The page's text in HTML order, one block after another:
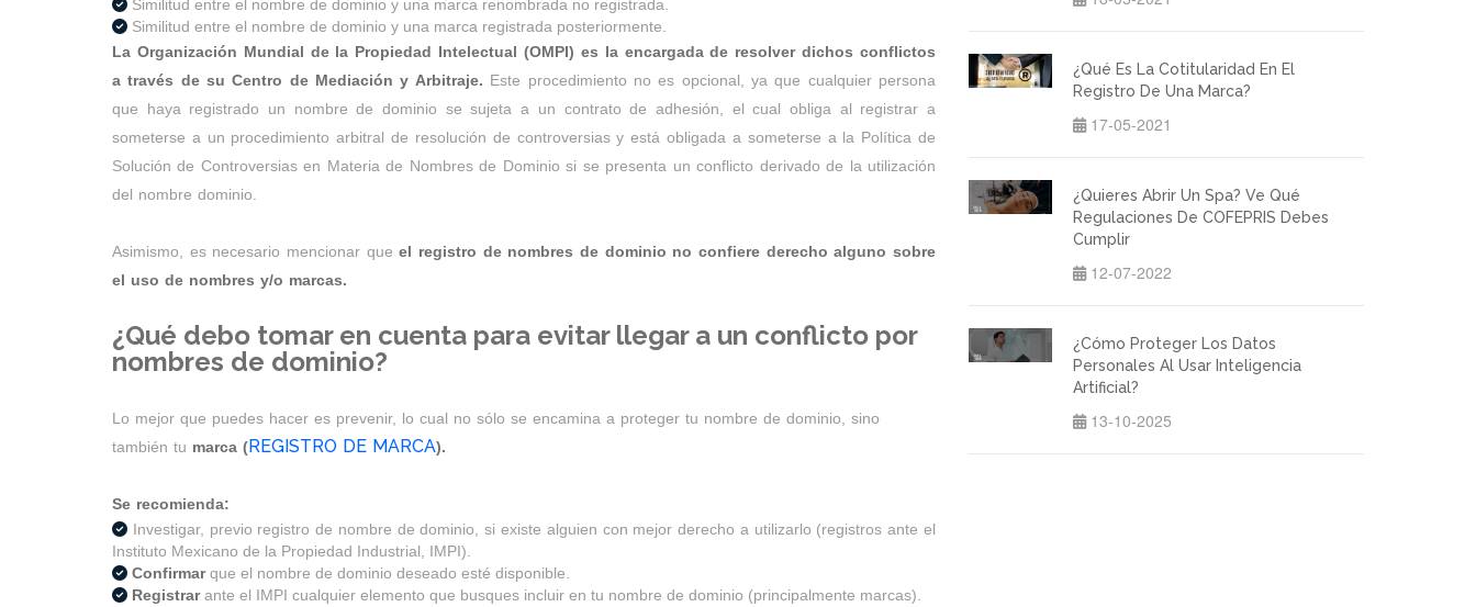
Similitud entre el nombre de dominio y una marca renombrada no registrada.
Similitud entre el nombre de dominio y una marca registrada posteriormente.
La Organización Mundial de la Propiedad Intelectual (OMPI) es la encargada de resolver dichos conflictos
a través de su Centro de Mediación y Arbitraje. Este procedimiento no es opcional, ya que cualquier persona
que haya registrado un nombre de dominio se sujeta a un contrato de adhesión, el cual obliga al registrar a
someterse a un procedimiento arbitral de resolución de controversias y está obligada a someterse a la Política de
Solución de Controversias en Materia de Nombres de Dominio si se presenta un conflicto derivado de la utilización
del nombre dominio.
Asimismo, es necesario mencionar que el registro de nombres de dominio no confiere derecho alguno sobre
el uso de nombres y/o marcas.
¿Qué debo tomar en cuenta para evitar llegar a un conflicto por
nombres de dominio?
Lo mejor que puedes hacer es prevenir, lo cual no sólo se encamina a proteger tu nombre de dominio, sino
también tu marca (REGISTRO DE MARCA).
Se recomienda:
Investigar, previo registro de nombre de dominio, si existe alguien con mejor derecho a utilizarlo (registros ante el
Instituto Mexicano de la Propiedad Industrial, IMPI).
Confirmarque el nombre de dominio deseado esté disponible.
Registrarante el IMPI cualquier elemento que busques incluir en tu nombre de dominio (principalmente marcas).
¿Qué Es La Cotitularidad En El
Registro De Una Marca?
17-05-2021
¿Quieres Abrir Un Spa? Ve Qué
Regulaciones De COFEPRIS Debes
Cumplir
12-07-2022
¿Cómo Proteger Los Datos
Personales Al Usar Inteligencia
Artificial?
13-10-2025